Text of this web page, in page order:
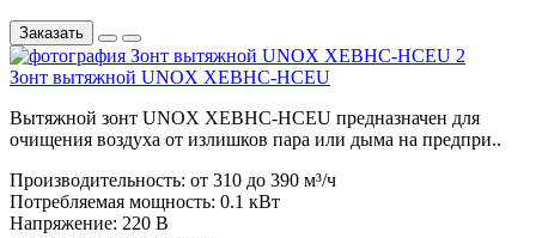
Заказать
Зонт вытяжной UNOX XEBHC-HCEU
Вытяжной зонт UNOX XEBHC-HCEU предназначен для
очищения воздуха от излишков пара или дыма на предпри..
Производительность: от 310 до 390 м³/ч
Потребляемая мощность: 0.1 кВт
Напряжение: 220 В